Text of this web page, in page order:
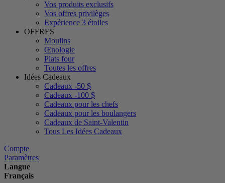
Vos produits exclusifs
Vos offres privilèges
Expérience 3 étoiles
OFFRES
Moulins
Œnologie
Plats four
Toutes les offres
Idées Cadeaux
Cadeaux -50 $
Cadeaux -100 $
Cadeaux pour les chefs
Cadeaux pour les boulangers
Cadeaux de Saint-Valentin
Tous Les Idées Cadeaux
Compte
Paramètres
Langue
Français